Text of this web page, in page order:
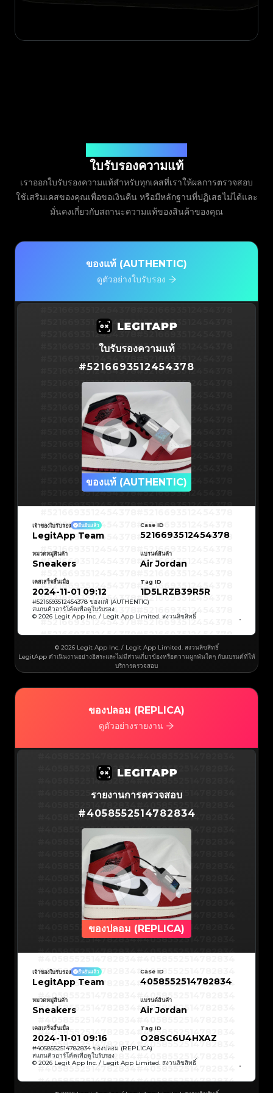
ใบรับรองความแท้
เราออกใบรับรองความแท้สำหรับทุกเคสที่เราให้ผลการตรวจสอบ
ใช้เสริมเคสของคุณเพื่อขอเงินคืน หรือมีหลักฐานที่ปฏิเสธไม่ได้และ
มั่นคงเกี่ยวกับสถานะความแท้ของสินค้าของคุณ
ของแท้ (AUTHENTIC)
ดูตัวอย่างใบรับรอง
#5216693512454378#5216693512454378
#5216693512454378#5216693512454378
#5216693512454378#5216693512454378
#5216693512454378#5216693512454378
#5216693512454378#5216693512454378
#5216693512454378#5216693512454378
#5216693512454378
#5216693512454378
#5216693512454378#5216693512454378
#5216693512454378#5216693512454378
#5216693512454378#5216693512454378
#5216693512454378
#5216693512454378
#5216693512454378#5216693512454378
#5216693512454378#5216693512454378
#5216693512454378#5216693512454378
#5216693512454378#5216693512454378
#5216693512454378
#5216693512454378
#5216693512454378
#5216693512454378
#5216693512454378
#5216693512454378
#5216693512454378
#5216693512454378
#5216693512454378
#5216693512454378
#5216693512454378
#5216693512454378
#5216693512454378#5216693512454378
#5216693512454378 #5216693512454378
#5216693512454378#5216693512454378
#5216693512454378#5216693512454378
#5216693512454378#5216693512454378
#5216693512454378#5216693512454378
#5216693512454378#5216693512454378
#5216693512454378#5216693512454378
#5216693512454378#5216693512454378
#5216693512454378#5216693512454378
#5216693512454378#5216693512454378
#5216693512454378#5216693512454378
#5216693512454378#5216693512454378
#5216693512454378
#5216693512454378
#5216693512454378#5216693512454378
#5216693512454378#5216693512454378
#5216693512454378#5216693512454378
#5216693512454378
#5216693512454378
#5216693512454378#5216693512454378
#5216693512454378#5216693512454378
#5216693512454378#5216693512454378
#5216693512454378#5216693512454378
#5216693512454378#5216693512454378
#5216693512454378
#5216693512454378
#5216693512454378
#5216693512454378
#5216693512454378
#5216693512454378
#5216693512454378
#5216693512454378
#5216693512454378
#5216693512454378
#5216693512454378 #5216693512454378
#5216693512454378#5216693512454378
#5216693512454378#5216693512454378
ใบรับรองความแท้
#5216693512454378
ของแท้ (AUTHENTIC)
#5216693512454378
#5216693512454378
#5216693512454378
#5216693512454378
#5216693512454378
#5216693512454378
#5216693512454378
#5216693512454378
#5216693512454378
#5216693512454378
#5216693512454378#5216693512454378
#5216693512454378
#5216693512454378
#5216693512454378#5216693512454378
#5216693512454378#5216693512454378
#5216693512454378#5216693512454378
#5216693512454378#5216693512454378
#5216693512454378#5216693512454378
#5216693512454378#5216693512454378
#5216693512454378
#5216693512454378
#5216693512454378#5216693512454378
#5216693512454378#5216693512454378
#5216693512454378#5216693512454378
#5216693512454378#5216693512454378
#5216693512454378#5216693512454378
#5216693512454378#5216693512454378
#5216693512454378
#5216693512454378
#5216693512454378#5216693512454378
#5216693512454378#5216693512454378
#5216693512454378#5216693512454378
#5216693512454378#5216693512454378
#5216693512454378 #5216693512454378
#5216693512454378#5216693512454378
#5216693512454378#5216693512454378
#5216693512454378#5216693512454378
#5216693512454378#5216693512454378
#5216693512454378
#5216693512454378
#5216693512454378
#5216693512454378
#5216693512454378
#5216693512454378
#5216693512454378
#5216693512454378
#5216693512454378
#5216693512454378
#5216693512454378
#5216693512454378
#5216693512454378#5216693512454378
#5216693512454378 #5216693512454378
#5216693512454378#5216693512454378
เจ้าของใบรับรอง ยืนยันแล้ว
LegitApp Team
Case ID
5216693512454378
หมวดหมู่สินค้า
Sneakers
แบรนด์สินค้า
Air Jordan
เคสเสร็จสิ้นเมื่อ
2024-11-01 09:12
Tag ID
1D5LRZB39R5R
#5216693512454378 ของแท้ (AUTHENTIC)
สแกนคิวอาร์โค้ดเพื่อดูใบรับรอง
© 2026 Legit App Inc. / Legit App Limited. สงวนลิขสิทธิ์
© 2026 Legit App Inc. / Legit App Limited. สงวนลิขสิทธิ์
LegitApp ดำเนินงานอย่างอิสระและไม่มีส่วนเกี่ยวข้องหรือความผูกพันใดๆ กับแบรนด์ที่ให้
บริการตรวจสอบ
ของปลอม (REPLICA)
ดูตัวอย่างรายงาน
#4058552514782834#4058552514782834
#4058552514782834#4058552514782834
#4058552514782834#4058552514782834
#4058552514782834#4058552514782834
#4058552514782834#4058552514782834
#4058552514782834
#4058552514782834
#4058552514782834#4058552514782834
#4058552514782834#4058552514782834
#4058552514782834#4058552514782834
#4058552514782834#4058552514782834
#4058552514782834 #4058552514782834
#4058552514782834#4058552514782834
#4058552514782834#4058552514782834
#4058552514782834#4058552514782834
#4058552514782834#4058552514782834
#4058552514782834
#4058552514782834
#4058552514782834
#4058552514782834
#4058552514782834
#4058552514782834
#4058552514782834
#4058552514782834
#4058552514782834
#4058552514782834
#4058552514782834
#4058552514782834
#4058552514782834#4058552514782834
#4058552514782834 #4058552514782834
#4058552514782834#4058552514782834
รายงานการตรวจสอบ
#4058552514782834
ของปลอม (REPLICA)
#4058552514782834
#4058552514782834
#4058552514782834
#4058552514782834
#4058552514782834
#4058552514782834
#4058552514782834
#4058552514782834
#4058552514782834
#4058552514782834
#4058552514782834#4058552514782834
#4058552514782834
#4058552514782834
#4058552514782834#4058552514782834
#4058552514782834#4058552514782834
เจ้าของใบรับรอง ยืนยันแล้ว
LegitApp Team
Case ID
4058552514782834
หมวดหมู่สินค้า
Sneakers
แบรนด์สินค้า
Air Jordan
เคสเสร็จสิ้นเมื่อ
2024-11-01 09:16
Tag ID
O28SC6U4HXAZ
#4058552514782834 ของปลอม (REPLICA)
สแกนคิวอาร์โค้ดเพื่อดูใบรับรอง
© 2026 Legit App Inc. / Legit App Limited. สงวนลิขสิทธิ์